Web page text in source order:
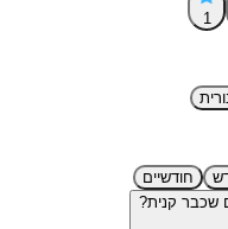
1
חודשיים
שכבר קנית?